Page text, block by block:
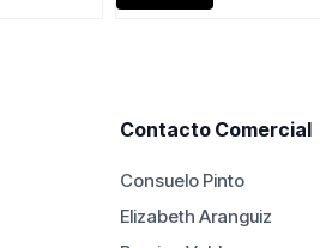
Contacto Comercial
Consuelo Pinto
Elizabeth Aranguiz